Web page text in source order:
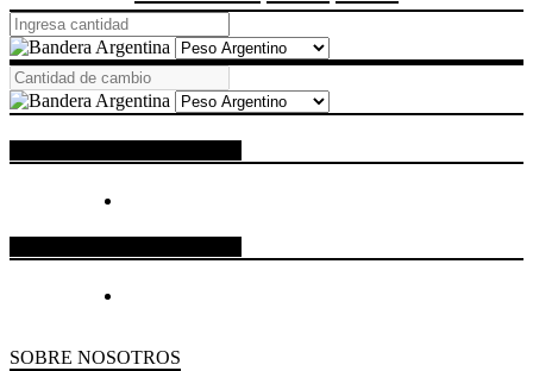
SOBRE NOSOTROS